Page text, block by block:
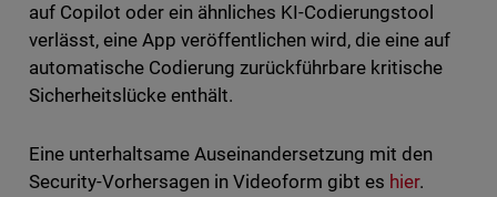
auf Copilot oder ein ähnliches KI-Codierungstool
verlässt, eine App veröffentlichen wird, die eine auf
automatische Codierung zurückführbare kritische
Sicherheitslücke enthält.
Eine unterhaltsame Auseinandersetzung mit den
Security-Vorhersagen in Videoform gibt es hier.